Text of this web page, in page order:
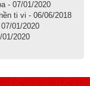
- 07/01/2020
ti vi - 06/06/2018
01/2020
2020